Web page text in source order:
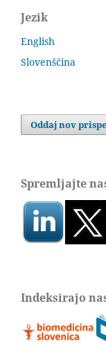
Jezik
English
Slovenščina
Oddaj nov
Spremljajte
Indeksirajo